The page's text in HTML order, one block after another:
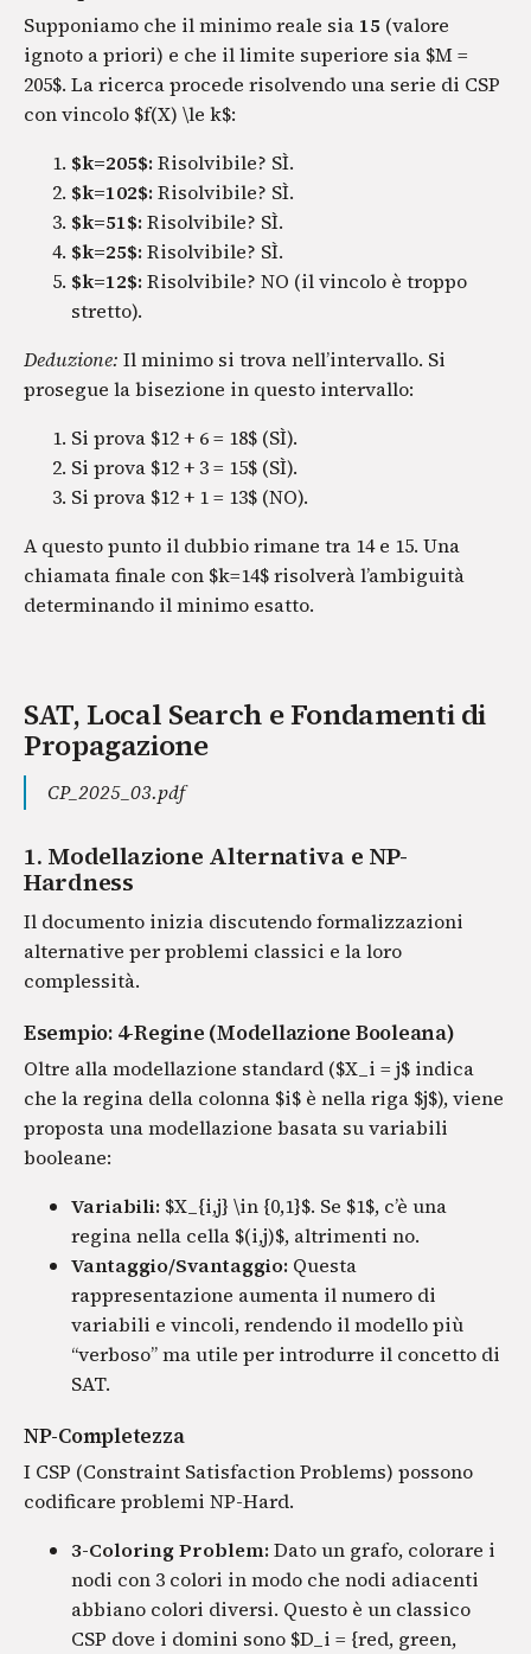
Supponiamo che il minimo reale sia 15 (valore
ignoto a priori) e che il limite superiore sia $M =
205$. La ricerca procede risolvendo una serie di CSP
con vincolo $f(X) \le k$:
$k=205$: Risolvibile? SÌ.
$k=102$: Risolvibile? SÌ.
$k=51$: Risolvibile? SÌ.
$k=25$: Risolvibile? SÌ.
$k=12$: Risolvibile? NO (il vincolo è troppo
stretto).
Deduzione: Il minimo si trova nell’intervallo. Si
prosegue la bisezione in questo intervallo:
Si prova $12 + 6 = 18$ (SÌ).
Si prova $12 + 3 = 15$ (SÌ).
Si prova $12 + 1 = 13$ (NO).
A questo punto il dubbio rimane tra 14 e 15. Una
chiamata finale con $k=14$ risolverà l’ambiguità
determinando il minimo esatto.
SAT, Local Search e Fondamenti di
Propagazione
CP_2025_03.pdf
1. Modellazione Alternativa e NP-
Hardness
Il documento inizia discutendo formalizzazioni
alternative per problemi classici e la loro
complessità.
Esempio: 4-Regine (Modellazione Booleana)
Oltre alla modellazione standard ($X_i = j$ indica
che la regina della colonna $i$ è nella riga $j$), viene
proposta una modellazione basata su variabili
booleane:
Variabili: $X_{i,j} \in {0,1}$. Se $1$, c’è una
regina nella cella $(i,j)$, altrimenti no.
Vantaggio/Svantaggio: Questa
rappresentazione aumenta il numero di
variabili e vincoli, rendendo il modello più
“verboso” ma utile per introdurre il concetto di
SAT.
NP-Completezza
I CSP (Constraint Satisfaction Problems) possono
codificare problemi NP-Hard.
3-Coloring Problem: Dato un grafo, colorare i
nodi con 3 colori in modo che nodi adiacenti
abbiano colori diversi. Questo è un classico
CSP dove i domini sono $D_i = {red, green,